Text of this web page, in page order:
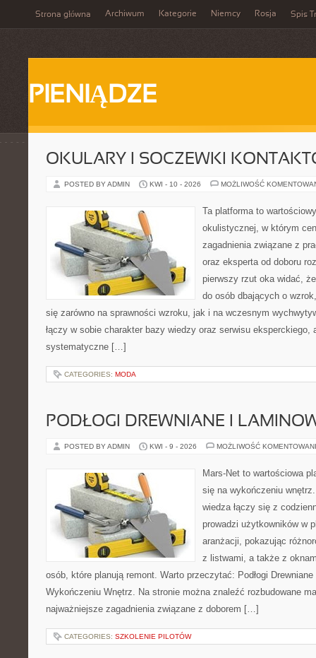
Strona główna Archiwum Kategorie Niemcy Rosja Spis
PIENIĄDZE
OKULARY I SOCZEWKI
POSTED BY ADMIN KWI - 10 - 2026 MOŻLIWOŚĆ
Ta platforma to
okulistycznej, w którym
zagadnienia związane z
oraz eksperta od doboru
pierwszy rzut oka widać,
do osób dbających o
się zarówno na sprawności wzroku, jak i na wczesnym
łączy w sobie charakter bazy wiedzy oraz serwisu eksperckiego,
systematyczne […]
CATEGORIES: MODA
PODŁOGI DREWNIANE I
POSTED BY ADMIN KWI - 9 - 2026 MOŻLIWOŚĆ
Mars-Net to wartościowa
się na wykończeniu
wiedza łączy się z
prowadzi użytkowników w
aranżacji, pokazując
z listwami, a także z
osób, które planują remont. Warto przeczytać: Podłogi
Wykończeniu Wnętrz. Na stronie można znaleźć rozbudowane
najważniejsze zagadnienia związane z doborem […]
CATEGORIES: SZKOLENIE PILOTÓW